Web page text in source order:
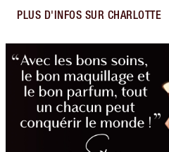
PLUS D'INFOS SUR CHARLOTTE